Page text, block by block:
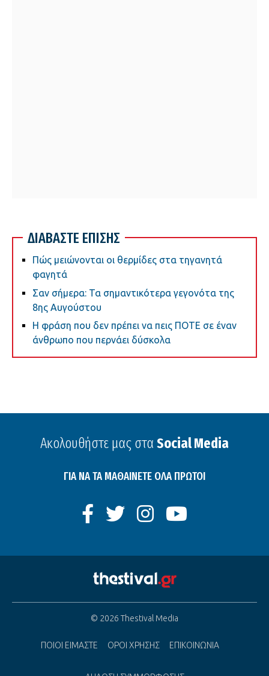
ΔΙΑΒΑΣΤΕ ΕΠΙΣΗΣ
Πώς μειώνονται οι θερμίδες στα τηγανητά
φαγητά
Σαν σήμερα: Τα σημαντικότερα γεγονότα της
8ης Αυγούστου
Η φράση που δεν πρέπει να πεις ΠΟΤΕ σε έναν
άνθρωπο που περνάει δύσκολα
Ακολουθήστε μας στα Social Media
ΓΙΑ ΝΑ ΤΑ ΜΑΘΑΙΝΕΤΕ ΟΛΑ ΠΡΩΤΟΙ
© 2026 Thestival Media
ΠΟΙΟΙ ΕΙΜΑΣΤΕ ΟΡΟΙ ΧΡΗΣΗΣ ΕΠΙΚΟΙΝΩΝΙΑ